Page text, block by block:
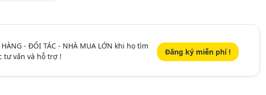
- ĐỐI TÁC - NHÀ MUA LỚN khi họ tìm
tư vấn và hỗ trợ ! Đăng ký miễn phí !